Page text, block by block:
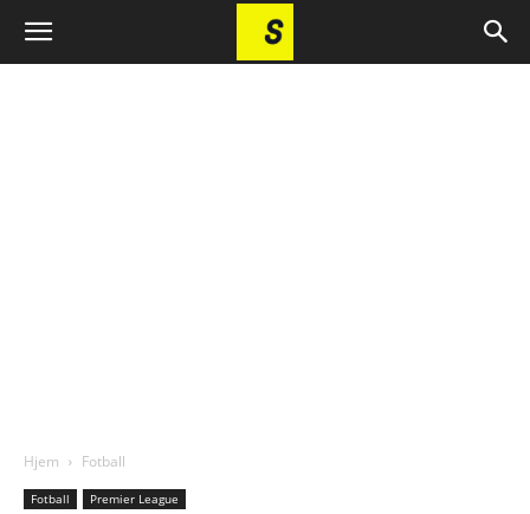
Hjem Fotball
Fotball Premier League